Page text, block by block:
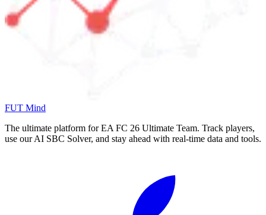
FUT Mind
The ultimate platform for EA FC 26 Ultimate Team. Track players,
use our AI SBC Solver, and stay ahead with real-time data and tools.